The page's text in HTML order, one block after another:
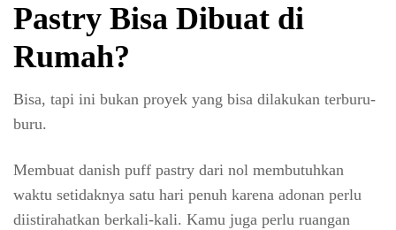
Pastry Bisa Dibuat di
Rumah?
Bisa, tapi ini bukan proyek yang bisa dilakukan terburu-
buru.
Membuat danish puff pastry dari nol membutuhkan
waktu setidaknya satu hari penuh karena adonan perlu
diistirahatkan berkali-kali. Kamu juga perlu ruangan